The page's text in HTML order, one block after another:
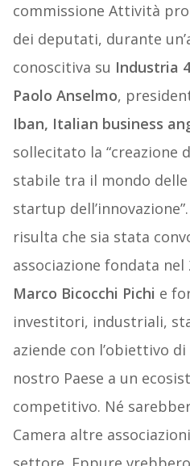
commissione Attività
dei deputati, durante
conoscitiva su Industria
Paolo Anselmo,
Iban, Italian business
sollecitato la “creazione
stabile tra il mondo
startup
risulta che sia stata
associazione fondata
Marco Bicocchi Pichi e
investitori, industriali,
aziende con l’obiettivo
nostro Paese a un
competitivo. Né
Camera altre